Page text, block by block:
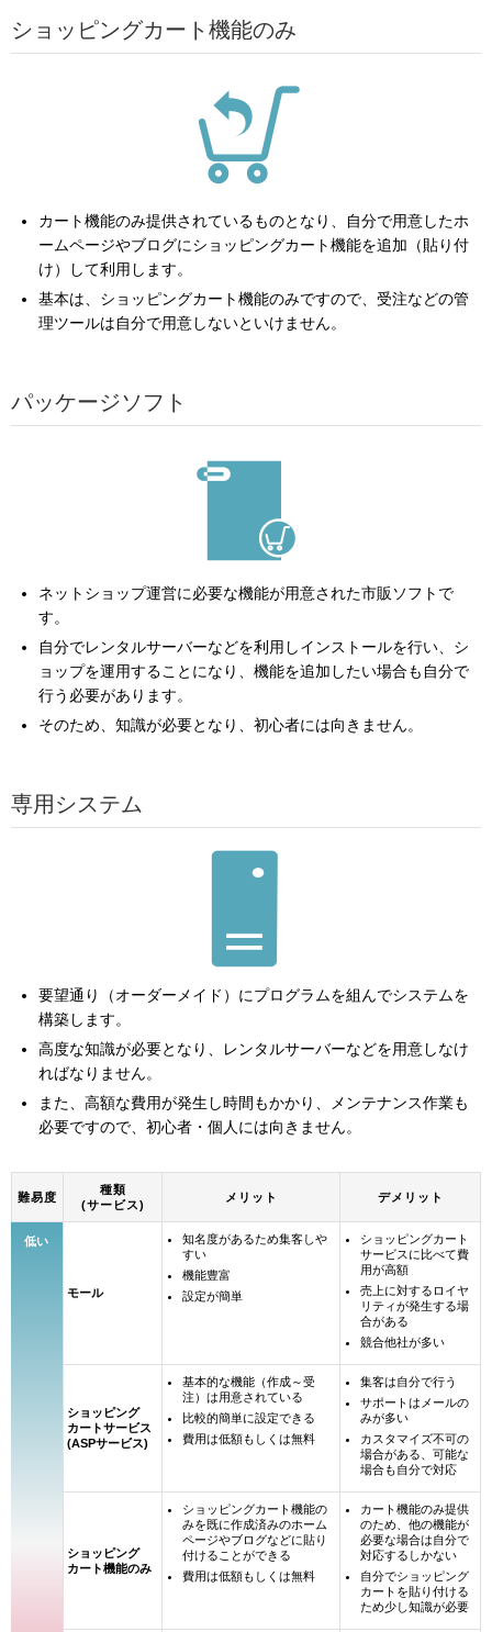
ショッピングカート機能のみ
カート機能のみ提供されているものとなり、自分で用意したホ
ームページやブログにショッピングカート機能を追加（貼り付
け）して利用します。
基本は、ショッピングカート機能のみですので、受注などの管
理ツールは自分で用意しないといけません。
パッケージソフト
ネットショップ運営に必要な機能が用意された市販ソフトで
す。
自分でレンタルサーバーなどを利用しインストールを行い、シ
ョップを運用することになり、機能を追加したい場合も自分で
行う必要があります。
そのため、知識が必要となり、初心者には向きません。
専用システム
要望通り（オーダーメイド）にプログラムを組んでシステムを
構築します。
高度な知識が必要となり、レンタルサーバーなどを用意しなけ
ればなりません。
また、高額な費用が発生し時間もかかり、メンテナンス作業も
必要ですので、初心者・個人には向きません。
難易度
種類
(サービス)
メリット デメリット
低い
モール
知名度があるため集客しや
すい
機能豊富
設定が簡単
ショッピングカート
サービスに比べて費
用が高額
売上に対するロイヤ
リティが発生する場
合がある
競合他社が多い
ショッピング
カートサービス
(ASPサービス)
基本的な機能（作成～受
注）は用意されている
比較的簡単に設定できる
費用は低額もしくは無料
集客は自分で行う
サポートはメールの
みが多い
カスタマイズ不可の
場合がある、可能な
場合も自分で対応
ショッピング
カート機能のみ
ショッピングカート機能の
みを既に作成済みのホーム
ページやブログなどに貼り
付けることができる
費用は低額もしくは無料
カート機能のみ提供
のため、他の機能が
必要な場合は自分で
対応するしかない
自分でショッピング
カートを貼り付ける
ため少し知識が必要